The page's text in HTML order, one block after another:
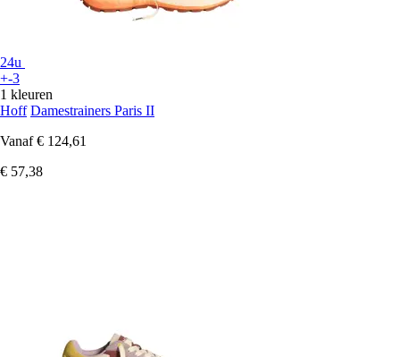
24u
+-3
1 kleuren
Hoff Damestrainers Paris II
Vanaf € 124,61
€ 57,38